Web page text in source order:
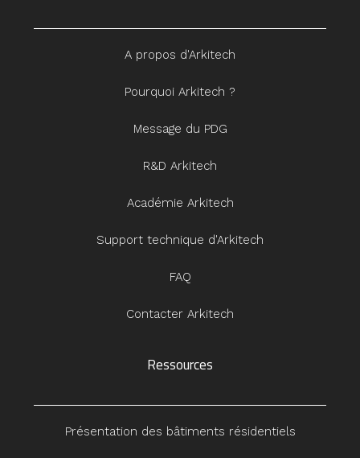
A propos d'Arkitech
Pourquoi Arkitech ?
Message du PDG
R&D Arkitech
Académie Arkitech
Support technique d'Arkitech
FAQ
Contacter Arkitech
Ressources
Présentation des bâtiments résidentiels